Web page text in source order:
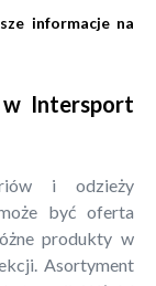
informacje na
Intersport
i odzieży
być oferta
produkty w
Asortyment